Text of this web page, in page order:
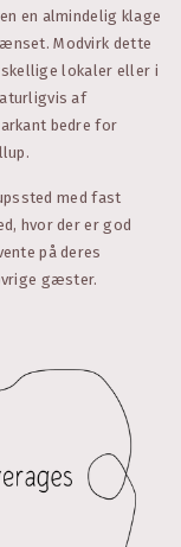
en almindelig klage
Modvirk dette
lokaler eller i
af
bedre for
med fast
hvor der er god
på deres
gæster.